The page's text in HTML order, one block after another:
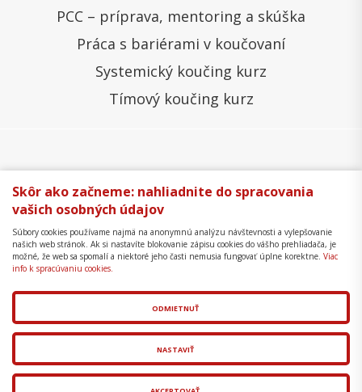
PCC – príprava, mentoring a skúška
Práca s bariérami v koučovaní
Systemický koučing kurz
Tímový koučing kurz
Všeobecné obchodné podmienky
Správa cookies
Ochrana osobných údajov
Formulár na odstúpenie
Mapa stránky
Copyright © 2018 - 2026 Business Coaching College,
s.r.o.
aredakčný systém
spol. s r.o.
Skôr ako začneme: nahliadnite do spracovania
vašich osobných údajov
Súbory cookies používame najmä na anonymnú analýzu návštevnosti a vylepšovanie
našich web stránok. Ak si nastavíte blokovanie zápisu cookies do vášho prehliadača, je
možné, že web sa spomalí a niektoré jeho časti nemusia fungovať úplne korektne. Viac
info k spracúvaniu cookies.
ODMIETNUŤ
NASTAVIŤ